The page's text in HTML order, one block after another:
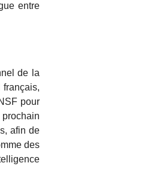
entre
de la
pour
afin de
des